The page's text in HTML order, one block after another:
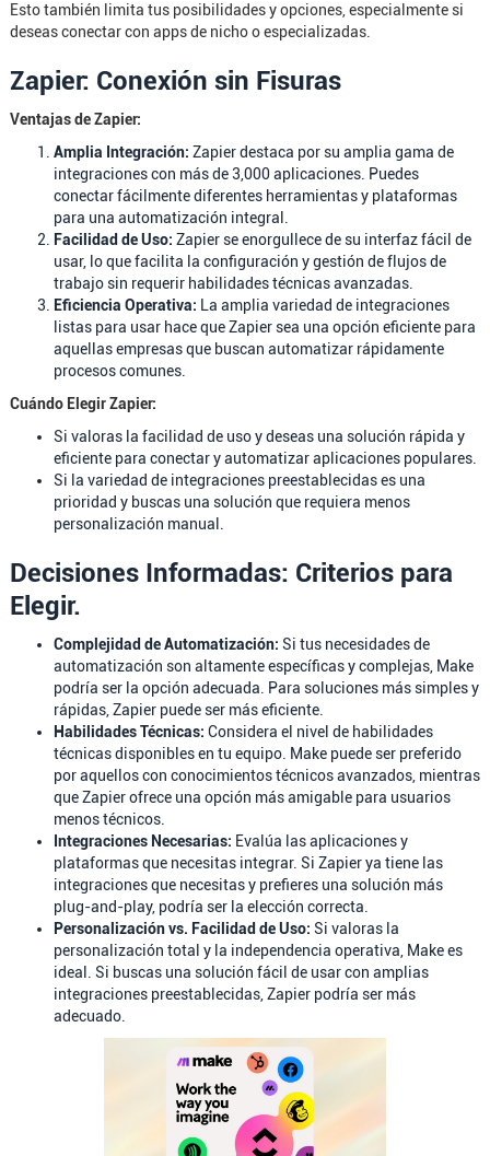
Esto también limita tus posibilidades y opciones, especialmente si
deseas conectar con apps de nicho o especializadas.
Zapier: Conexión sin Fisuras
Ventajas de Zapier:
Amplia Integración: Zapier destaca por su amplia gama de
integraciones con más de 3,000 aplicaciones. Puedes
conectar fácilmente diferentes herramientas y plataformas
para una automatización integral.
Facilidad de Uso: Zapier se enorgullece de su interfaz fácil de
usar, lo que facilita la configuración y gestión de flujos de
trabajo sin requerir habilidades técnicas avanzadas.
Eficiencia Operativa: La amplia variedad de integraciones
listas para usar hace que Zapier sea una opción eficiente para
aquellas empresas que buscan automatizar rápidamente
procesos comunes.
Cuándo Elegir Zapier:
Si valoras la facilidad de uso y deseas una solución rápida y
eficiente para conectar y automatizar aplicaciones populares.
Si la variedad de integraciones preestablecidas es una
prioridad y buscas una solución que requiera menos
personalización manual.
Decisiones Informadas: Criterios para
Elegir.
Complejidad de Automatización: Si tus necesidades de
automatización son altamente específicas y complejas, Make
podría ser la opción adecuada. Para soluciones más simples y
rápidas, Zapier puede ser más eficiente.
Habilidades Técnicas: Considera el nivel de habilidades
técnicas disponibles en tu equipo. Make puede ser preferido
por aquellos con conocimientos técnicos avanzados, mientras
que Zapier ofrece una opción más amigable para usuarios
menos técnicos.
Integraciones Necesarias: Evalúa las aplicaciones y
plataformas que necesitas integrar. Si Zapier ya tiene las
integraciones que necesitas y prefieres una solución más
plug-and-play, podría ser la elección correcta.
Personalización vs. Facilidad de Uso: Si valoras la
personalización total y la independencia operativa, Make es
ideal. Si buscas una solución fácil de usar con amplias
integraciones preestablecidas, Zapier podría ser más
adecuado.